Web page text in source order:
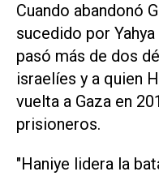
Cuando abandonó
sucedido por
pasó más de dos
israelíes y a quien
vuelta a Gaza en
prisioneros.
"Haniye lidera la